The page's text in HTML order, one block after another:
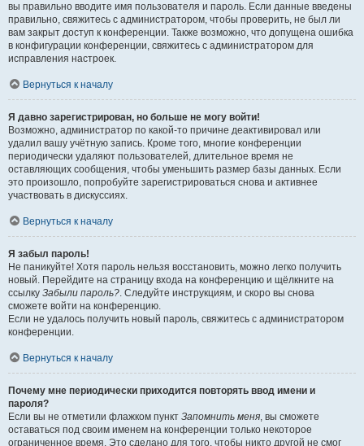
вы правильно вводите имя пользователя и пароль. Если данные введены
правильно, свяжитесь с администратором, чтобы проверить, не был ли
вам закрыт доступ к конференции. Также возможно, что допущена ошибка
в конфигурации конференции, свяжитесь с администратором для
исправления настроек.
Вернуться к началу
Я давно зарегистрирован, но больше не могу войти!
Возможно, администратор по какой-то причине деактивировал или
удалил вашу учётную запись. Кроме того, многие конференции
периодически удаляют пользователей, длительное время не
оставляющих сообщения, чтобы уменьшить размер базы данных. Если
это произошло, попробуйте зарегистрироваться снова и активнее
участвовать в дискуссиях.
Вернуться к началу
Я забыл пароль!
Не паникуйте! Хотя пароль нельзя восстановить, можно легко получить
новый. Перейдите на страницу входа на конференцию и щёлкните на
ссылку Забыли пароль?. Следуйте инструкциям, и скоро вы снова
сможете войти на конференцию.
Если не удалось получить новый пароль, свяжитесь с администратором
конференции.
Вернуться к началу
Почему мне периодически приходится повторять ввод имени и
пароля?
Если вы не отметили флажком пункт Запомнить меня, вы сможете
оставаться под своим именем на конференции только некоторое
ограниченное время. Это сделано для того, чтобы никто другой не смог